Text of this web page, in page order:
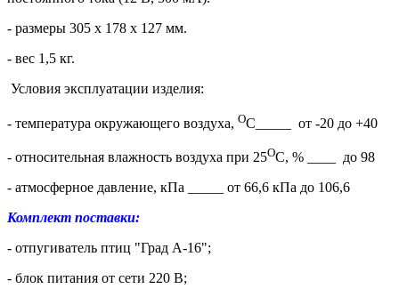
- размеры 305 х 178 х 127 мм.
- вес 1,5 кг.
Условия эксплуатации изделия:
- температура окружающего воздуха, ОС_____ от -20 до +40
- относительная влажность воздуха при 25ОС, % ____ до 98
- атмосферное давление, кПа _____ от 66,6 кПа до 106,6
Комплект поставки:
- отпугиватель птиц "Град А-16";
- блок питания от сети 220 В;